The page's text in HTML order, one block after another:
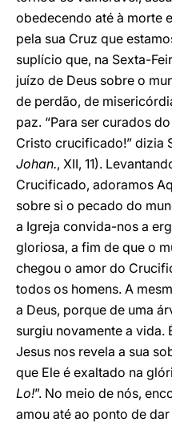
obedecendo até à morte
pela sua Cruz que
suplício que, na Sexta-
juízo de Deus sobre o
de perdão, de
paz. “Para ser curados
Cristo crucificado!” dizia
Johan., XII, 11).
Crucificado, adoramos
sobre si o pecado do
a Igreja convida-nos a
gloriosa, a fim de que o
chegou o amor do
todos os homens. A
a Deus, porque de uma
surgiu novamente a vida.
Jesus nos revela a sua
que Ele é exaltado na
Lo!”. No meio de nós,
amou até ao ponto de